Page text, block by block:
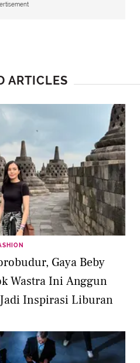
ARTICLES
Gaya Beby
Wastra Ini Anggun
Inspirasi Liburan